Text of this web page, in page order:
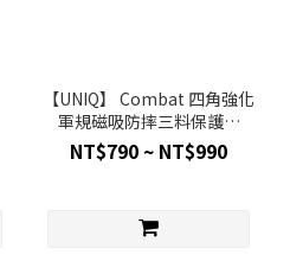
【UNIQ】 Combat 四角強化
軍規磁吸防摔三料保護殼
iPhone 17 / Air
NT$790 ~ NT$990